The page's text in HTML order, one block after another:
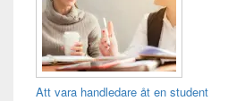
Att vara handledare åt en student